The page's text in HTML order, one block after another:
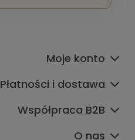
Moje konto
Płatności i dostawa
Współpraca B2B
O nas